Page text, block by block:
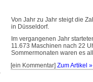
Von Jahr zu Jahr steigt die
in Düsseldorf.
Im vergangenen Jahr
11.673 Maschinen nach 22
Sommermonaten waren es
[ein Kommentar] Zum Artikel »